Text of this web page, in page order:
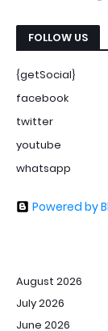
FOLLOW US
{getSocial}
facebook
twitter
youtube
whatsapp
Powered by
August 2026
July 2026
June 2026